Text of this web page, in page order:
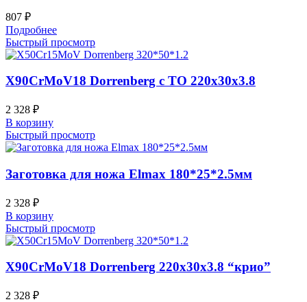
807 ₽
Подробнее
Быстрый просмотр
X90CrMoV18 Dorrenberg с ТО 220x30x3.8
2 328 ₽
В корзину
Быстрый просмотр
Заготовка для ножа Elmax 180*25*2.5мм
2 328 ₽
В корзину
Быстрый просмотр
X90CrMoV18 Dorrenberg 220x30x3.8 “крио”
2 328 ₽